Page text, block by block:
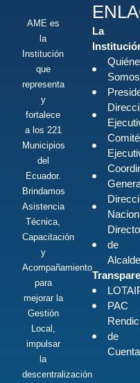
AME es
la
Institución
que
representa
y
fortalece
a los 221
Municipios
del
Ecuador.
Brindamos
Asistencia
Técnica,
Capacitación
y
Acompañamiento
para
mejorar la
Gestión
Local,
impulsar
la
descentralización
La
Somos
Comité
de
PAC
de